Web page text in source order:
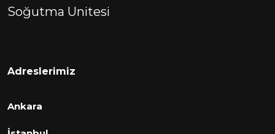
Soğutma Unitesi
Adreslerimiz
Ankara